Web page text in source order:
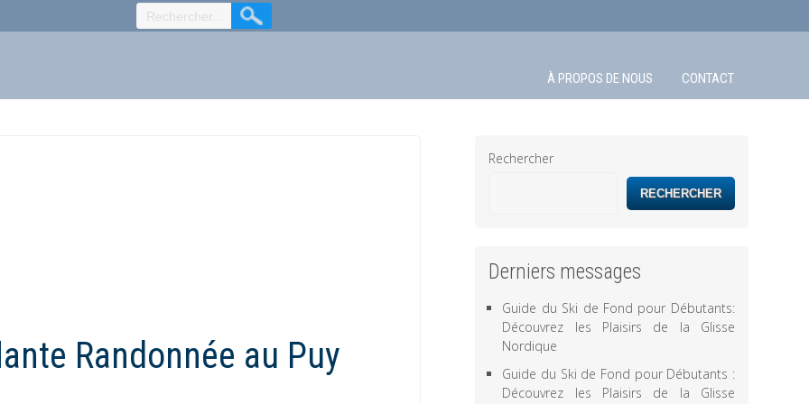
À PROPOS DE NOUS CONTACT
Randonnée au Puy
Rechercher
RECHERCHER
Derniers messages
Guide du Ski de Fond pour Débutants:
Découvrez les Plaisirs de la Glisse
Nordique
Guide du Ski de Fond pour Débutants :
Découvrez les Plaisirs de la Glisse